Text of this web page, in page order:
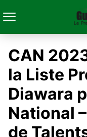
CAN
la Liste
Diawara
National
de